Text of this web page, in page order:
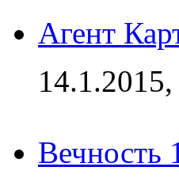
Агент
Вечность